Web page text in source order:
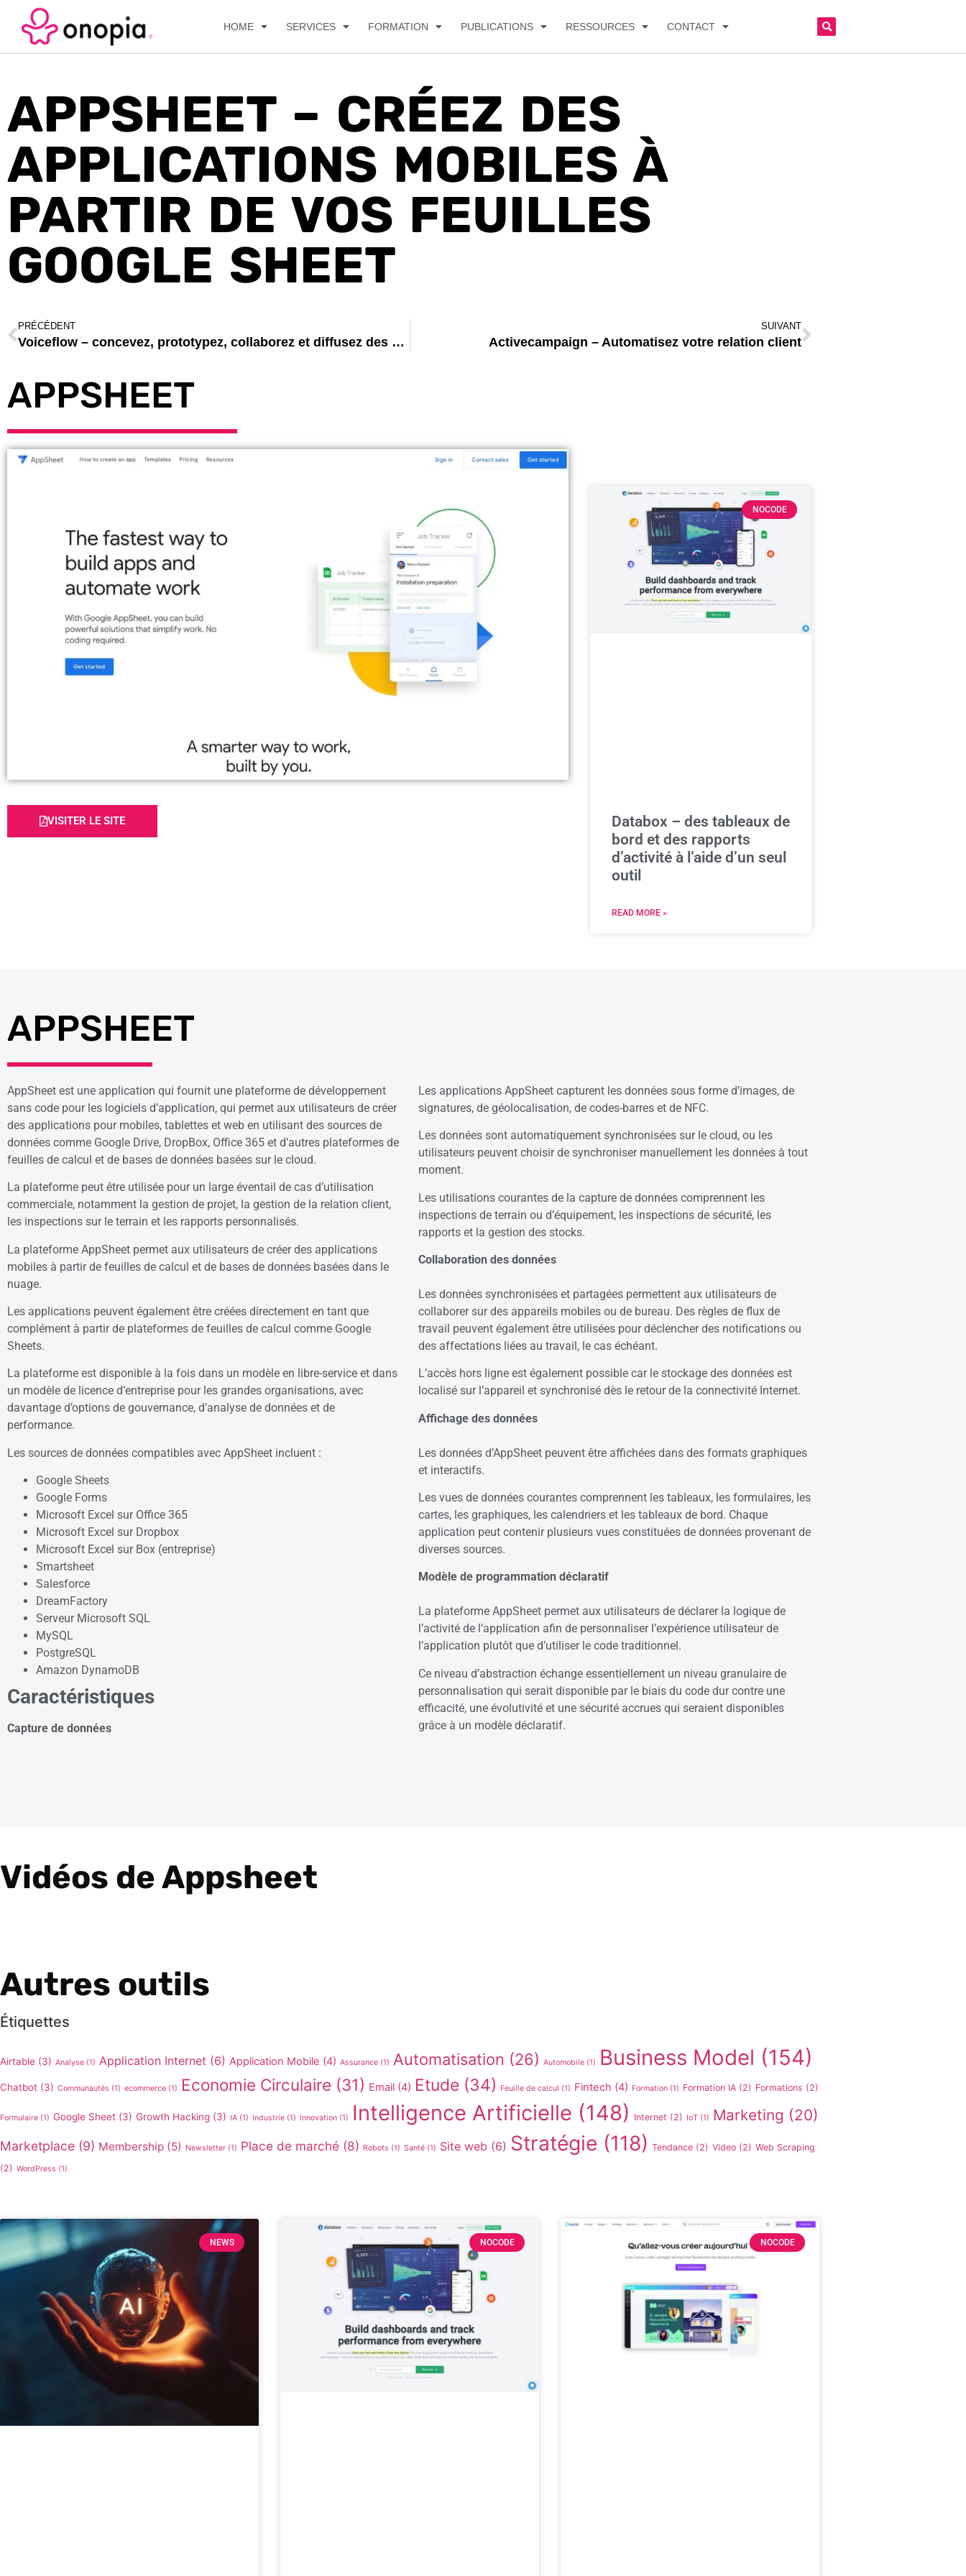
HOME SERVICES FORMATION PUBLICATIONS RESSOURCES CONTACT
APPSHEET – CRÉEZ DES
APPLICATIONS MOBILES À
PARTIR DE VOS FEUILLES
GOOGLE SHEET
PRÉCÉDENT
Voiceflow – concevez, prototypez, collaborez et diffusez des assistants conversationnels sans coder
SUIVANT
Activecampaign – Automatisez votre relation client
APPSHEET
VISITER LE SITE
NOCODE
Databox – des tableaux de
bord et des rapports
d’activité à l’aide d’un seul
outil
READ MORE »
APPSHEET
AppSheet est une application qui fournit une plateforme de développement
sans code pour les logiciels d’application, qui permet aux utilisateurs de créer
des applications pour mobiles, tablettes et web en utilisant des sources de
données comme Google Drive, DropBox, Office 365 et d’autres plateformes de
feuilles de calcul et de bases de données basées sur le cloud.
La plateforme peut être utilisée pour un large éventail de cas d’utilisation
commerciale, notamment la gestion de projet, la gestion de la relation client,
les inspections sur le terrain et les rapports personnalisés.
La plateforme AppSheet permet aux utilisateurs de créer des applications
mobiles à partir de feuilles de calcul et de bases de données basées dans le
nuage.
Les applications peuvent également être créées directement en tant que
complément à partir de plateformes de feuilles de calcul comme Google
Sheets.
La plateforme est disponible à la fois dans un modèle en libre-service et dans
un modèle de licence d’entreprise pour les grandes organisations, avec
davantage d’options de gouvernance, d’analyse de données et de
performance.
Les sources de données compatibles avec AppSheet incluent :
Google Sheets
Google Forms
Microsoft Excel sur Office 365
Microsoft Excel sur Dropbox
Microsoft Excel sur Box (entreprise)
Smartsheet
Salesforce
DreamFactory
Serveur Microsoft SQL
MySQL
PostgreSQL
Amazon DynamoDB
Caractéristiques
Capture de données
Les applications AppSheet capturent les données sous forme d’images, de
signatures, de géolocalisation, de codes-barres et de NFC.
Les données sont automatiquement synchronisées sur le cloud, ou les
utilisateurs peuvent choisir de synchroniser manuellement les données à tout
moment.
Les utilisations courantes de la capture de données comprennent les
inspections de terrain ou d’équipement, les inspections de sécurité, les
rapports et la gestion des stocks.
Collaboration des données
Les données synchronisées et partagées permettent aux utilisateurs de
collaborer sur des appareils mobiles ou de bureau. Des règles de flux de
travail peuvent également être utilisées pour déclencher des notifications ou
des affectations liées au travail, le cas échéant.
L’accès hors ligne est également possible car le stockage des données est
localisé sur l’appareil et synchronisé dès le retour de la connectivité Internet.
Affichage des données
Les données d’AppSheet peuvent être affichées dans des formats graphiques
et interactifs.
Les vues de données courantes comprennent les tableaux, les formulaires, les
cartes, les graphiques, les calendriers et les tableaux de bord. Chaque
application peut contenir plusieurs vues constituées de données provenant de
diverses sources.
Modèle de programmation déclaratif
La plateforme AppSheet permet aux utilisateurs de déclarer la logique de
l’activité de l’application afin de personnaliser l’expérience utilisateur de
l’application plutôt que d’utiliser le code traditionnel.
Ce niveau d’abstraction échange essentiellement un niveau granulaire de
personnalisation qui serait disponible par le biais du code dur contre une
efficacité, une évolutivité et une sécurité accrues qui seraient disponibles
grâce à un modèle déclaratif.
Vidéos de Appsheet
Autres outils
Étiquettes
Airtable (3) Analyse (1) Application Internet (6) Application Mobile (4) Assurance (1) Automatisation (26) Automobile (1) Business Model (154)
Chatbot (3) Communautés (1) ecommerce (1) Economie Circulaire (31) Email (4) Etude (34) Feuille de calcul (1) Fintech (4) Formation (1) Formation IA (2) Formations (2)
Formulaire (1) Google Sheet (3) Growth Hacking (3) IA (1) Industrie (1) Innovation (1) Intelligence Artificielle (148) Internet (2) IoT (1) Marketing (20)
Marketplace (9) Membership (5) Newsletter (1) Place de marché (8) Robots (1) Santé (1) Site web (6) Stratégie (118) Tendance (2) Video (2) Web Scraping
(2) WordPress (1)
NEWS NOCODE NOCODE